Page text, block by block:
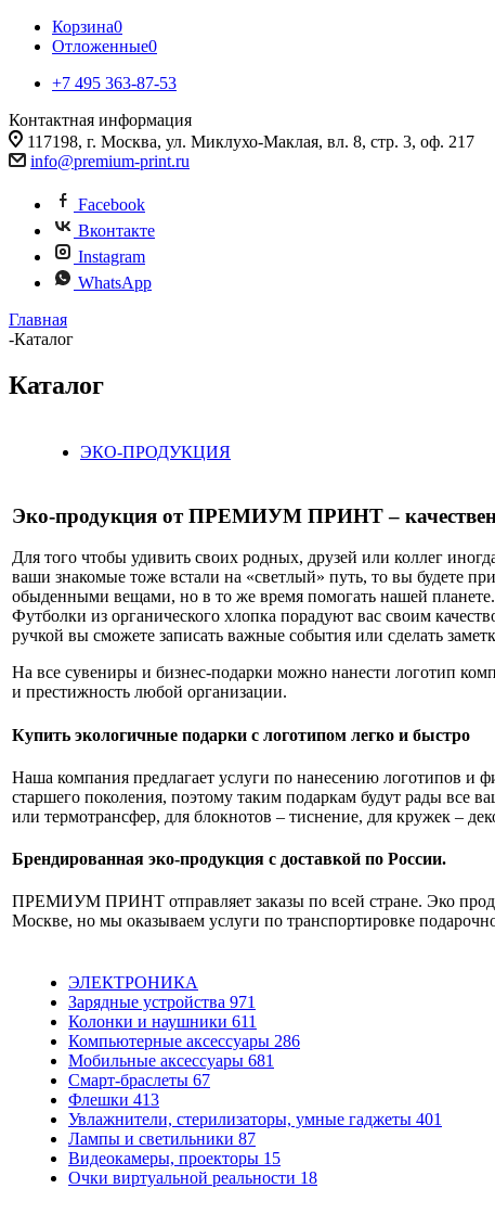
Корзина0
Отложенные0
+7 495 363-87-53
Контактная информация
117198, г. Москва, ул. Миклухо-Маклая, вл. 8, стр. 3, оф. 217
info@premium-print.ru
Facebook
Вконтакте
Instagram
WhatsApp
Главная
-Каталог
Каталог
ЭКО-ПРОДУКЦИЯ
Эко-продукция от ПРЕМИУМ ПРИНТ –
Для того чтобы удивить своих родных, друзей или коллег
ваши знакомые тоже встали на «светлый» путь, то вы будете
обыденными вещами, но в то же время помогать нашей
Футболки из органического хлопка порадуют вас своим
ручкой вы сможете записать важные события или сделать
На все сувениры и бизнес-подарки можно нанести логотип
и престижность любой организации.
Купить экологичные подарки с логотипом легко и быстро
Наша компания предлагает услуги по нанесению логотипов и
старшего поколения, поэтому таким подаркам будут рады
или термотрансфер, для блокнотов – тиснение, для кружек –
Брендированная эко-продукция с доставкой по России.
ПРЕМИУМ ПРИНТ отправляет заказы по всей стране. Эко
Москве, но мы оказываем услуги по транспортировке
ЭЛЕКТРОНИКА
Зарядные устройства 971
Колонки и наушники 611
Компьютерные аксессуары 286
Мобильные аксессуары 681
Смарт-браслеты 67
Флешки 413
Увлажнители, стерилизаторы, умные гаджеты 401
Лампы и светильники 87
Видеокамеры, проекторы 15
Очки виртуальной реальности 18